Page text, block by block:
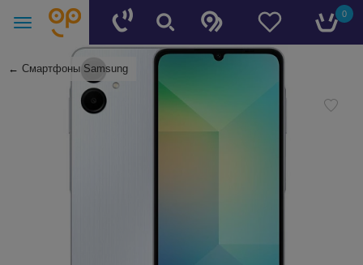
0
← Смартфоны Samsung